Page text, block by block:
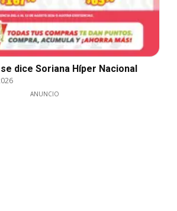
dice Soriana Híper Nacional
ANUNCIO